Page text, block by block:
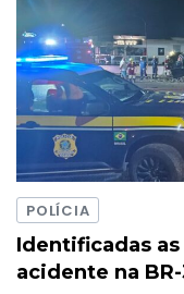
POLÍCIA
Identificadas
acidente na